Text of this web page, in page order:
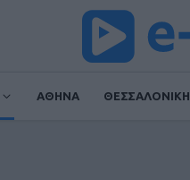
ΑΘΗΝΑ ΘΕΣΣΑΛΟΝΙΚΗ